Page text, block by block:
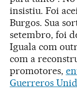
insistiu. Foi
Burgos. Sua
setembro, foi
Iguala com
com a
promotores,
Guerreros